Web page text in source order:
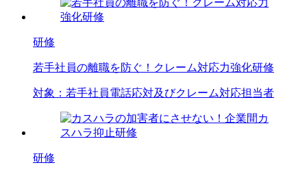
研修
若手社員の離職を防ぐ！クレーム対応力強化研修
対象： 若手社員電話応対及びクレーム対応担当者
研修